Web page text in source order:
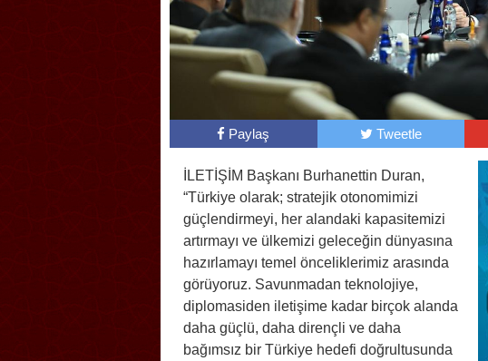
Paylaş Tweetle
İLETİŞİM Başkanı Burhanettin Duran,
“Türkiye olarak; stratejik otonomimizi
güçlendirmeyi, her alandaki kapasitemizi
artırmayı ve ülkemizi geleceğin dünyasına
hazırlamayı temel önceliklerimiz arasında
görüyoruz. Savunmadan teknolojiye,
diplomasiden iletişime kadar birçok alanda
daha güçlü, daha dirençli ve daha
bağımsız bir Türkiye hedefi doğrultusunda